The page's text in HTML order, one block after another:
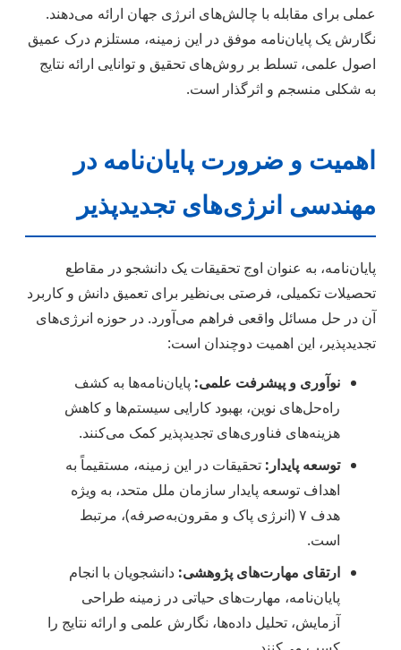
عملی برای مقابله با چالش‌های انرژی جهان ارائه می‌دهند.
نگارش یک پایان‌نامه موفق در این زمینه، مستلزم درک عمیق
اصول علمی، تسلط بر روش‌های تحقیق و توانایی ارائه نتایج
به شکلی منسجم و اثرگذار است.
اهمیت و ضرورت پایان‌نامه در
مهندسی انرژی‌های تجدیدپذیر
پایان‌نامه، به عنوان اوج تحقیقات یک دانشجو در مقاطع
تحصیلات تکمیلی، فرصتی بی‌نظیر برای تعمیق دانش و کاربرد
آن در حل مسائل واقعی فراهم می‌آورد. در حوزه انرژی‌های
تجدیدپذیر، این اهمیت دوچندان است:
نوآوری و پیشرفت علمی: پایان‌نامه‌ها به کشف
راه‌حل‌های نوین، بهبود کارایی سیستم‌ها و کاهش
هزینه‌های فناوری‌های تجدیدپذیر کمک می‌کنند.
توسعه پایدار: تحقیقات در این زمینه، مستقیماً به
اهداف توسعه پایدار سازمان ملل متحد، به ویژه
هدف ۷ (انرژی پاک و مقرون‌به‌صرفه)، مرتبط
است.
ارتقای مهارت‌های پژوهشی: دانشجویان با انجام
پایان‌نامه، مهارت‌های حیاتی در زمینه طراحی
آزمایش، تحلیل داده‌ها، نگارش علمی و ارائه نتایج را